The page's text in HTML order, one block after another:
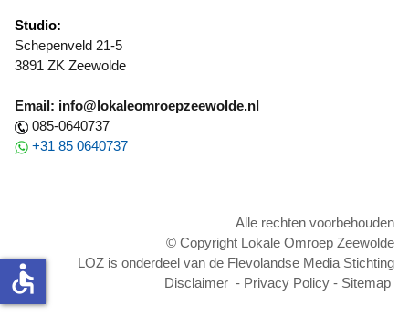
Studio:
Schepenveld 21-5
3891 ZK Zeewolde
Email: info@lokaleomroepzeewolde.nl
085-0640737
+31 85 0640737
Alle rechten voorbehouden
© Copyright Lokale Omroep Zeewolde
LOZ is onderdeel van de Flevolandse Media Stichting
Disclaimer - Privacy Policy - Sitemap
accessible